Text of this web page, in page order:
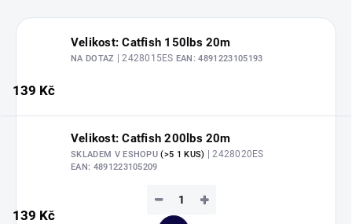
Velikost: Catfish 150lbs 20m
NA DOTAZ | 2428015ES EAN: 4891223105193
139 Kč
Velikost: Catfish 200lbs 20m
SKLADEM V ESHOPU(>5 1 KUS) | 2428020ES
EAN: 4891223105209
139 Kč
+
−